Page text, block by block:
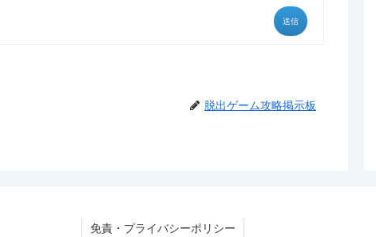
送信
脱出ゲーム攻略掲示板
免責・プライバシーポリシー